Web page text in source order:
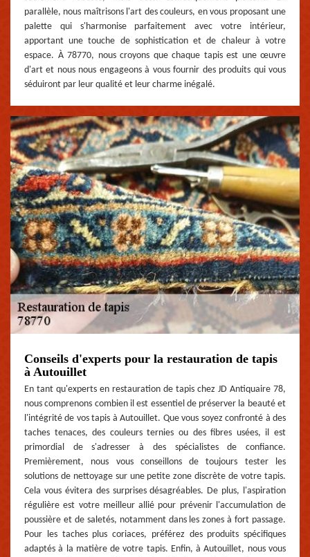
parallèle, nous maîtrisons l'art des couleurs, en vous proposant une
palette qui s'harmonise parfaitement avec votre intérieur,
apportant une touche de sophistication et de chaleur à votre
espace. À 78770, nous croyons que chaque tapis est une œuvre
d'art et nous nous engageons à vous fournir des produits qui vous
séduiront par leur qualité et leur charme inégalé.
Conseils d'experts pour la restauration de tapis
à Autouillet
En tant qu'experts en restauration de tapis chez JD Antiquaire 78,
nous comprenons combien il est essentiel de préserver la beauté et
l'intégrité de vos tapis à Autouillet. Que vous soyez confronté à des
taches tenaces, des couleurs ternies ou des fibres usées, il est
primordial de s'adresser à des spécialistes de confiance.
Premièrement, nous vous conseillons de toujours tester les
solutions de nettoyage sur une petite zone discrète de votre tapis.
Cela vous évitera des surprises désagréables. De plus, l'aspiration
régulière est votre meilleur allié pour prévenir l'accumulation de
poussière et de saletés, notamment dans les zones à fort passage.
Pour les taches plus coriaces, préférez des produits spécifiques
adaptés à la matière de votre tapis. Enfin, à Autouillet, nous vous